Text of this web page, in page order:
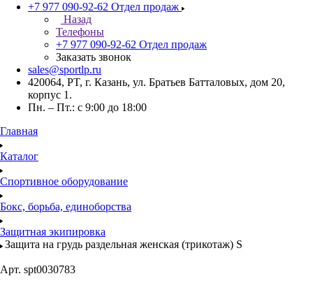
+7 977 090-92-62 Отдел продаж
Назад
Телефоны
+7 977 090-92-62 Отдел продаж
Заказать звонок
sales@sportlp.ru
420064, PT, г. Казань, ул. Братьев Батталовых, дом 20,
корпус 1.
Пн. – Пт.: с 9:00 до 18:00
Главная
Каталог
Спортивное оборудование
Бокс, борьба, единоборства
Защитная экипировка
Защита на грудь раздельная женская (трикотаж) S
Арт. spt0030783